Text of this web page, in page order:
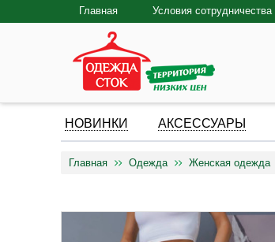
Главная Условия сотрудничества
НОВИНКИ АКСЕССУАРЫ
Главная Одежда Женская одежда